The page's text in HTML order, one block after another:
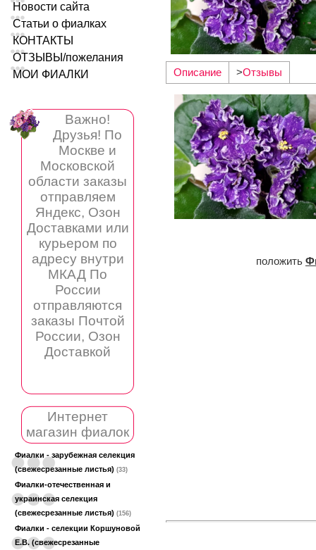
Новости сайта
Статьи о фиалках
КОНТАКТЫ
ОТЗЫВЫ/пожелания
МОИ ФИАЛКИ
Важно!
Друзья! По
Москве и
Московской
области заказы
отправляем
Яндекс, Озон
Доставками или
курьером по
адресу внутри
МКАД По
России
отправляются
заказы Почтой
России, Озон
Доставкой
Интернет
магазин фиалок
Фиалки - зарубежная селекция
(свежесрезанные листья) (33)
Фиалки-отечественная и
украинская селекция
(свежесрезанные листья) (156)
Фиалки - селекции Коршуновой
Е.В. (свежесрезанные
Описание >Отзывы
положить